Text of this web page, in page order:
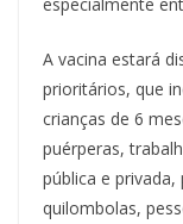
especialmente
A vacina estará
prioritários, que
crianças de 6
puérperas,
pública e
quilombolas,